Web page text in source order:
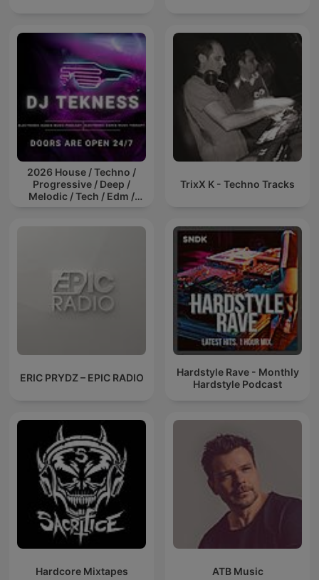
2026 House / Techno /
Progressive / Deep /
Melodic / Tech / Edm /
TrixX K - Techno Tracks
ERIC PRYDZ – EPIC RADIO
Hardstyle Rave - Monthly
Hardstyle Podcast
Hardcore Mixtapes ATB Music